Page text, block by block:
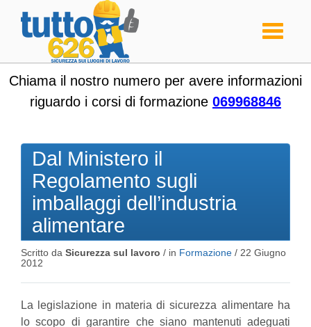
Toggle
Chiama il nostro numero per avere informazioni
riguardo i corsi di formazione 069968846
Dal Ministero il
Regolamento sugli
imballaggi dell’industria
alimentare
Scritto da Sicurezza sul lavoro / in Formazione / 22 Giugno
2012
La legislazione in materia di sicurezza alimentare ha
lo scopo di garantire che siano mantenuti adeguati